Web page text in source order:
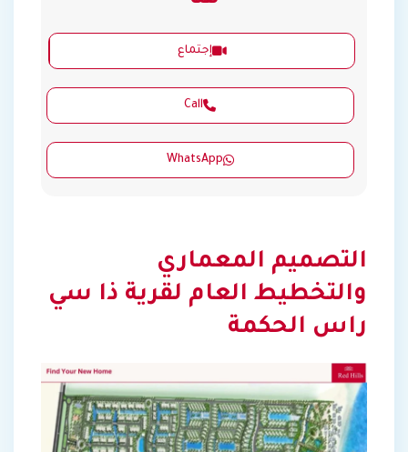
إجتماع
Call
WhatsApp
التصميم المعماري
والتخطيط العام لقرية ذا سي
راس الحكمة